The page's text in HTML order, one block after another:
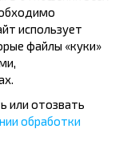
использует
файлы «куки»
или отозвать
обработки